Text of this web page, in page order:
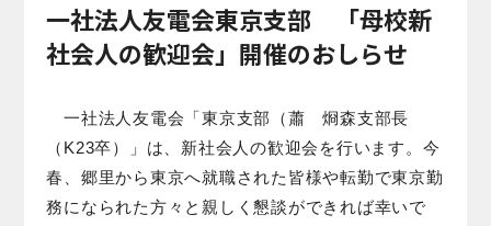
一社法人友電会東京支部 「母校新
社会人の歓迎会」開催のおしらせ
一社法人友電会「東京支部（蕭 烱森支部長
（K23卒）」は、新社会人の歓迎会を行います。今
春、郷里から東京へ就職された皆様や転勤で東京勤
務になられた方々と親しく懇談ができれば幸いで